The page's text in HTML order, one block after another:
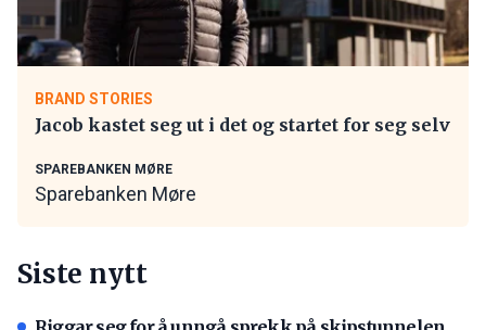
BRAND STORIES
Jacob kastet seg ut i det og startet for seg selv
SPAREBANKEN MØRE
Sparebanken Møre
Siste nytt